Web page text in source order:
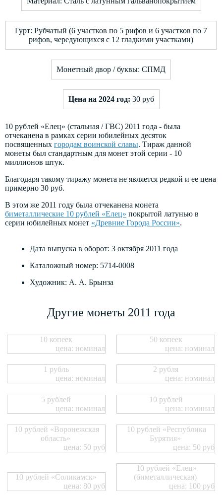
Гурт: Рубчатый (6 участков по 5 рифов и 6 участков по 7
рифов, чередующихся с 12 гладкими участками)
Монетный двор / буквы: СПМД
Цена на 2024 год: 30 руб
10 рублей «Елец» (стальная / ГВС) 2011 года - была
отчеканена в рамках серии юбилейных десяток
посвященных городам воинской славы. Тираж данной
монеты был стандартным для монет этой серии - 10
миллионов штук.
Благодаря такому тиражу монета не является редкой и ее цена
примерно 30 руб.
В этом же 2011 году была отчеканена монета
биметаллические 10 рублей «Елец» покрытой латунью в
серии юбилейных монет «Древние Города России».
Дата выпуска в оборот: 3 октября 2011 года
Каталожный номер: 5714-0008
Художник: А. А. Брынза
Другие монеты 2011 года
10 копеек
цена: номинал
50 копеек
цена: номинал
1 рубль
цена: номинал
2 рубля
цена: номинал
5 рублей
цена: номинал
10 рублей
цена: номинал
10 рублей «Воронежская
область»
цена: 50 руб
10 рублей «Республика
Бурятия»
цена: 50 руб
10 рублей «Соликамск»
цена: 80 руб
10 рублей «Елец»
(биметаллическая)
цена: 100 руб